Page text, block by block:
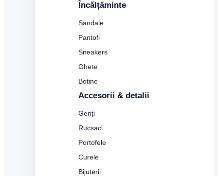
Încălțăminte
Sandale
Pantofi
Sneakers
Ghete
Botine
Accesorii & detalii
Genți
Rucsaci
Portofele
Curele
Bijuterii